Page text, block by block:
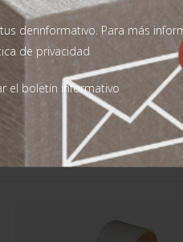
derinformativo. Para más
de privacidad
el boletín informativo
Ha cumplido nuestras
comprábamos hasta
ANGEL MOYA